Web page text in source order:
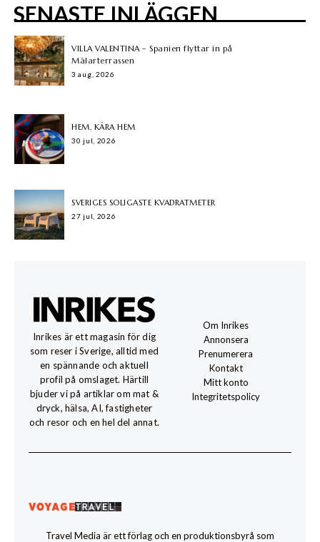
SENASTE INLÄGGEN
VILLA VALENTINA – Spanien flyttar in på
Mälarterrassen
3 aug, 2026
HEM, KÄRA HEM
30 jul, 2026
SVERIGES SOLIGASTE KVADRATMETER
27 jul, 2026
Inrikes är ett magasin för dig
som reser i Sverige, alltid med
en spännande och aktuell
profil på omslaget. Härtill
bjuder vi på artiklar om mat &
dryck, hälsa, AI, fastigheter
och resor och en hel del annat.
Om Inrikes
Annonsera
Prenumerera
Kontakt
Mitt konto
Integritetspolicy
Travel Media är ett förlag och en produktionsbyrå som